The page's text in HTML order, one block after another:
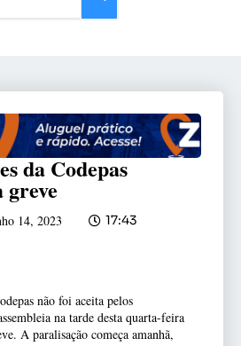
da Codepas
greve
14, 2023 17:43
não foi aceita pelos
na tarde desta quarta-feira
A paralisação começa amanhã,